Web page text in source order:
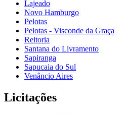
Lajeado
Novo Hamburgo
Pelotas
Pelotas - Visconde da Graça
Reitoria
Santana do Livramento
Sapiranga
Sapucaia do Sul
Venâncio Aires
Licitações